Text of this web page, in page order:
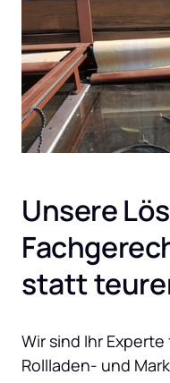
Unsere
statt
Wir sind Ihr
Rollladen- und